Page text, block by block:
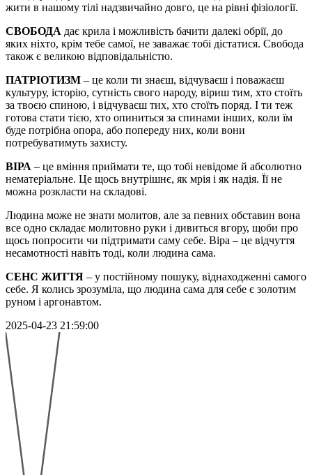
жити в нашому тілі надзвичайно довго, це на рівні фізіології.
СВОБОДА дає крила і можливість бачити далекі обрії, до
яких ніхто, крім тебе самої, не заважає тобі дістатися. Свобода
також є великою відповідальністю.
ПАТРІОТИЗМ – це коли ти знаєш, відчуваєш і поважаєш
культуру, історію, сутність свого народу, віриш тим, хто стоїть
за твоєю спиною, і відчуваєш тих, хто стоїть поряд. І ти теж
готова стати тією, хто опиниться за спинами інших, коли їм
буде потрібна опора, або попереду них, коли вони
потребуватимуть захисту.
ВІРА – це вміння приймати те, що тобі невідоме й абсолютно
нематеріальне. Це щось внутрішнє, як мрія і як надія. Її не
можна розкласти на складові.
Людина може не знати молитов, але за певних обставин вона
все одно складає молитовно руки і дивиться вгору, щоби про
щось попросити чи підтримати саму себе. Віра – це відчуття
несамотності навіть тоді, коли людина сама.
СЕНС ЖИТТЯ – у постійному пошуку, віднаходженні самого
себе. Я колись зрозуміла, що людина сама для себе є золотим
руном і аргонавтом.
2025-04-23 21:59:00